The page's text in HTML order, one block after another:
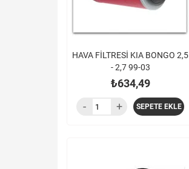
HAVA FİLTRESİ KIA BONGO 2,5
- 2,7 99-03
₺634,49
SEPETE EKLE